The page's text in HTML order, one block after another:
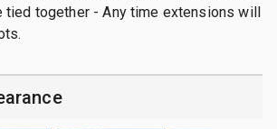
tied together - Any time extensions will